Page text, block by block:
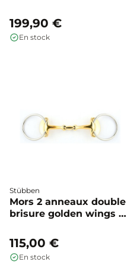
199,90 €
En stock
Stübben
Mors 2 anneaux double
brisure golden wings -
115,00 €
En stock